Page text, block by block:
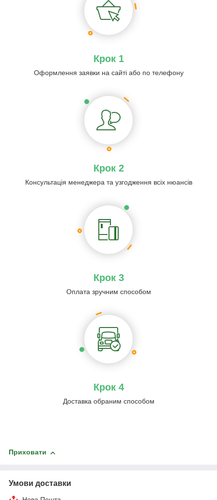
Крок 1
Оформлення заявки на сайті або по телефону
Крок 2
Консультація менеджера та узгодження всіх нюансів
Крок 3
Оплата зручним способом
Крок 4
Доставка обраним способом
Приховати
Умови доставки